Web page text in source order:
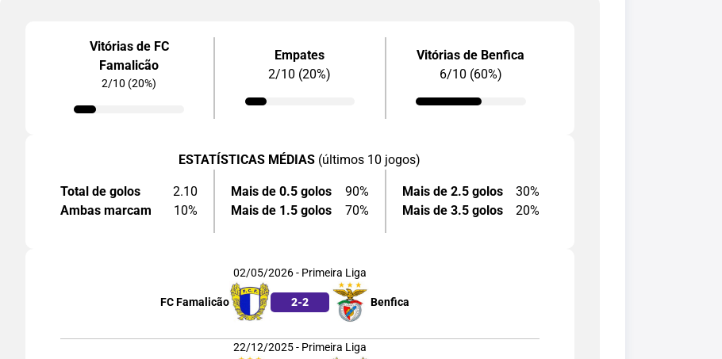
Vitórias de FC
Famalicão
2/10 (20%)
Empates
2/10 (20%)
Vitórias de Benfica
6/10 (60%)
ESTATÍSTICAS MÉDIAS (últimos 10 jogos)
Total de golos
2.10
Ambas marcam
10%
Mais de 0.5 golos
90%
Mais de 1.5 golos
70%
Mais de 2.5 golos
30%
Mais de 3.5 golos
20%
02/05/2026 - Primeira Liga
FC Famalicão 2-2 Benfica
22/12/2025 - Primeira Liga